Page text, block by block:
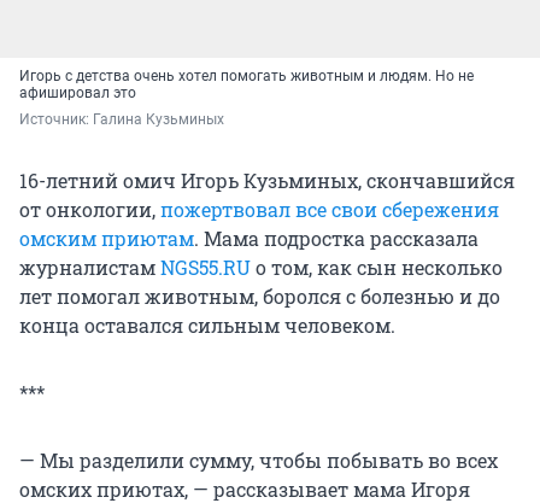
Игорь с детства очень хотел помогать животным и людям. Но не
афишировал это
Источник: Галина Кузьминых
16-летний омич Игорь Кузьминых, скончавшийся
от онкологии,пожертвовал все свои сбережения
омским приютам. Мама подростка рассказала
журналистамNGS55.RUо том, как сын несколько
лет помогал животным, боролся с болезнью и до
конца оставался сильным человеком.
***
— Мы разделили сумму, чтобы побывать во всех
омских приютах, — рассказывает мама Игоря